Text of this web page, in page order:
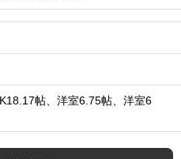
帖、洋室6.75帖、洋室6